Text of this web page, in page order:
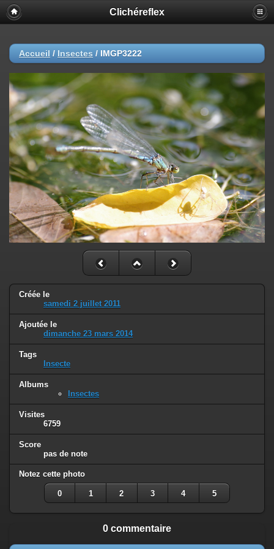
Clichéreflex
Accueil / Insectes / IMGP3222
Créée le
samedi 2 juillet 2011
Ajoutée le
dimanche 23 mars 2014
Tags
Insecte
Albums
Insectes
Visites
6759
Score
pas de note
Notez cette photo
0 1 2 3 4 5
0 commentaire